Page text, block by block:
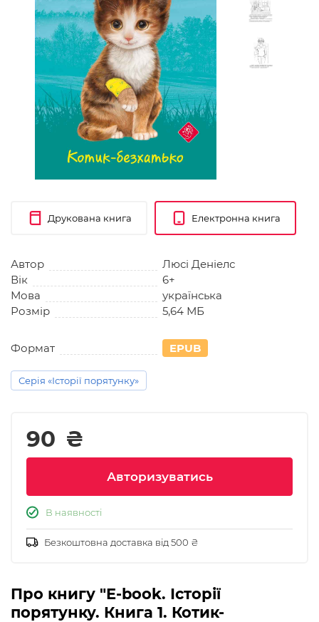
Друкована книга Електронна книга
Автор
Люсі Деніелс
Вік
6+
Мова
українська
Розмір
5,64 МБ
Формат EPUB
Серія «Історії порятунку»
90 ₴
Авторизуватись
В наявності
Безкоштовна доставка від 500 ₴
Про книгу "E-book. Історії
порятунку. Книга 1. Котик-